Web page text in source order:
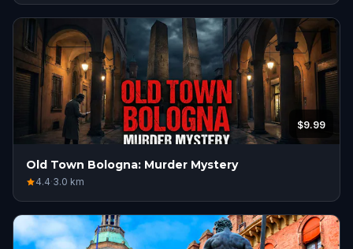
$9.99
Old Town Bologna: Murder Mystery
4.4·3.0 km